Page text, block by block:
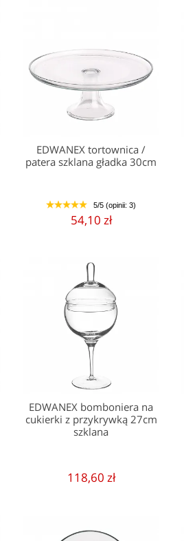
EDWANEX tortownica /
patera szklana gładka 30cm
1 2 3 4 5 5/5 (opinii: 3)
54,10 zł
EDWANEX bomboniera na
cukierki z przykrywką 27cm
szklana
118,60 zł